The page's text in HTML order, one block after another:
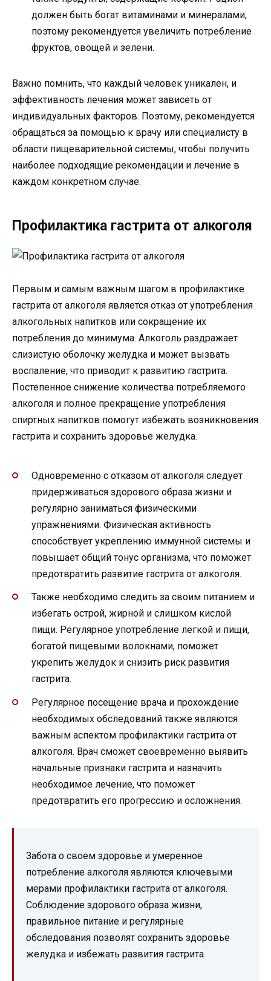
должен быть богат витаминами и минералами,
поэтому рекомендуется увеличить потребление
фруктов, овощей и зелени.
Важно помнить, что каждый человек уникален, и
эффективность лечения может зависеть от
индивидуальных факторов. Поэтому, рекомендуется
обращаться за помощью к врачу или специалисту в
области пищеварительной системы, чтобы получить
наиболее подходящие рекомендации и лечение в
каждом конкретном случае.
Профилактика гастрита от алкоголя
Первым и самым важным шагом в профилактике
гастрита от алкоголя является отказ от употребления
алкогольных напитков или сокращение их
потребления до минимума. Алкоголь раздражает
слизистую оболочку желудка и может вызвать
воспаление, что приводит к развитию гастрита.
Постепенное снижение количества потребляемого
алкоголя и полное прекращение употребления
спиртных напитков помогут избежать возникновения
гастрита и сохранить здоровье желудка.
Одновременно с отказом от алкоголя следует
придерживаться здорового образа жизни и
регулярно заниматься физическими
упражнениями. Физическая активность
способствует укреплению иммунной системы и
повышает общий тонус организма, что поможет
предотвратить развитие гастрита от алкоголя.
Также необходимо следить за своим питанием и
избегать острой, жирной и слишком кислой
пищи. Регулярное употребление легкой и пищи,
богатой пищевыми волокнами, поможет
укрепить желудок и снизить риск развития
гастрита.
Регулярное посещение врача и прохождение
необходимых обследований также являются
важным аспектом профилактики гастрита от
алкоголя. Врач сможет своевременно выявить
начальные признаки гастрита и назначить
необходимое лечение, что поможет
предотвратить его прогрессию и осложнения.
Забота о своем здоровье и умеренное
потребление алкоголя являются ключевыми
мерами профилактики гастрита от алкоголя.
Соблюдение здорового образа жизни,
правильное питание и регулярные
обследования позволят сохранить здоровье
желудка и избежать развития гастрита.